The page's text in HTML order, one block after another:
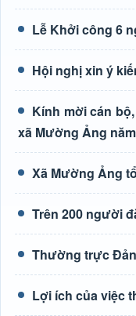
Lễ Khởi công 6
Hội nghị xin ý
Kính mời cán
xã Mường Ảng
Xã Mường Ảng
Trên 200 người
Thường trực
Lợi ích của việc